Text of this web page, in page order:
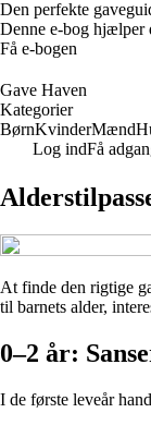
Den perfekte
Denne e-bog hjælper
Få e-bogen
Gave Haven
Kategorier
BørnKvinderMænd
Log indFå
At finde den rigtige
til barnets alder,
0–2 år:
I de første leveår